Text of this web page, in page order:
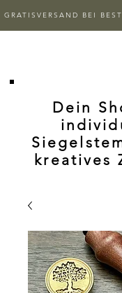
GRATISVERSAND BEI
Dein
kreatives